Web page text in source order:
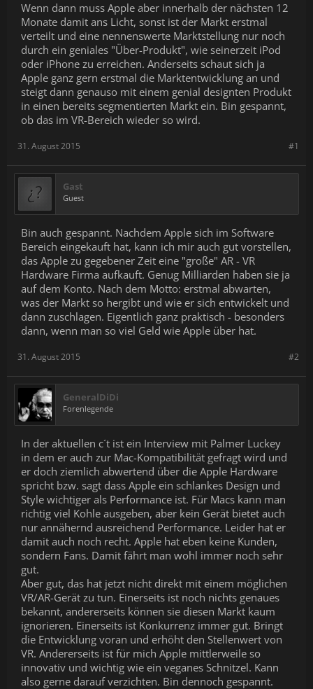
Wenn dann muss Apple aber innerhalb der nächsten 12
Monate damit ans Licht, sonst ist der Markt erstmal
verteilt und eine nennenswerte Marktstellung nur noch
durch ein geniales "Über-Produkt", wie seinerzeit iPod
oder iPhone zu erreichen. Anderseits schaut sich ja
Apple ganz gern erstmal die Marktentwicklung an und
steigt dann genauso mit einem genial designten Produkt
in einen bereits segmentierten Markt ein. Bin gespannt,
ob das im VR-Bereich wieder so wird.
#1
31. August 2015
Gast
Guest
Bin auch gespannt. Nachdem Apple sich im Software
Bereich eingekauft hat, kann ich mir auch gut vorstellen,
das Apple zu gegebener Zeit eine "große" AR - VR
Hardware Firma aufkauft. Genug Milliarden haben sie ja
auf dem Konto. Nach dem Motto: erstmal abwarten,
was der Markt so hergibt und wie er sich entwickelt und
dann zuschlagen. Eigentlich ganz praktisch - besonders
dann, wenn man so viel Geld wie Apple über hat.
#2
31. August 2015
GeneralDiDi
Forenlegende
In der aktuellen c´t ist ein Interview mit Palmer Luckey
in dem er auch zur Mac-Kompatibilität gefragt wird und
er doch ziemlich abwertend über die Apple Hardware
spricht bzw. sagt dass Apple ein schlankes Design und
Style wichtiger als Performance ist. Für Macs kann man
richtig viel Kohle ausgeben, aber kein Gerät bietet auch
nur annähernd ausreichend Performance. Leider hat er
damit auch noch recht. Apple hat eben keine Kunden,
sondern Fans. Damit fährt man wohl immer noch sehr
gut.
Aber gut, das hat jetzt nicht direkt mit einem möglichen
VR/AR-Gerät zu tun. Einerseits ist noch nichts genaues
bekannt, andererseits können sie diesen Markt kaum
ignorieren. Einerseits ist Konkurrenz immer gut. Bringt
die Entwicklung voran und erhöht den Stellenwert von
VR. Andererseits ist für mich Apple mittlerweile so
innovativ und wichtig wie ein veganes Schnitzel. Kann
also gerne darauf verzichten. Bin dennoch gespannt.